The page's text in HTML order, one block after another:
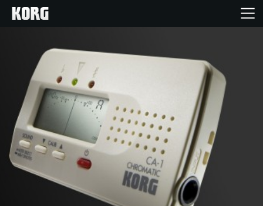
Ana Sayfa
Ürünler
Özellikler
Etkinlikler